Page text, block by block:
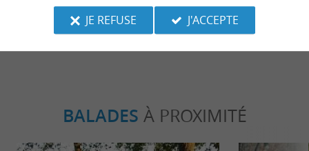
LIRE TOUS LES AVIS
ECRIRE UN AVIS
BALADES À PROXIMITÉ
JE REFUSE
J'ACCEPTE